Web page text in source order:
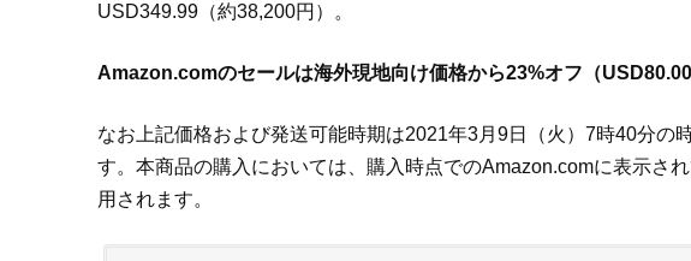
USD349.99（約38,200円）。
Amazon.comのセールは海外現地向け価格から23%オフ（USD80.00
なお上記価格および発送可能時期は2021年3月9日（火）7時40分の
す。本商品の購入においては、購入時点でのAmazon.comに表示さ
用されます。